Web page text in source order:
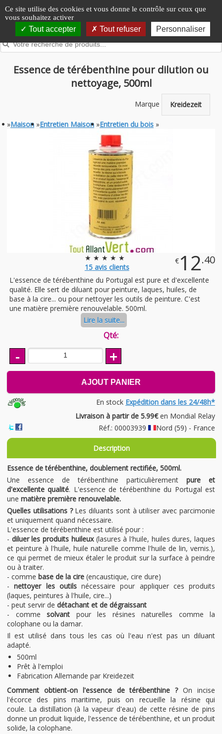
Panneau de gestion des cookies
Ce site utilise des cookies et vous donne le contrôle sur ceux que
vous souhaitez activer
Tout accepter Tout refuser Personnaliser
Essence de térébenthine pour dilution ou
nettoyage, 500ml
Marque Kreidezeit
»Maison »Entretien Maison »Entretien du bois »
★ ★ ★ ★ ★
15avis clients
€ 12.40
L'essence de térébenthine du Portugal est pure et d'excellente
qualité. Elle sert de diluant pour peinture, laques, huiles, de
base à la cire... ou pour nettoyer les outils de peinture. C'est
une matière première renouvelable. 500ml.
Lire la suite...
Qté:
- +
AJOUT PANIER
En stock Expédition dans les 24/48h*
Livraison à partir de 5.99€en Mondial Relay
Réf.: 00003939
Nord (59) - France
Description
Essence de térébenthine, doublement rectifiée, 500ml.
Une essence de térébenthine particulièrement pure et
d'excellente qualité. L'essence de térébenthine du Portugal est
une matière première renouvelable.
Quelles utilisations ?Les diluants sont à utiliser avec parcimonie
et uniquement quand nécessaire.
L'essence de térébenthine est utilisé pour :
- diluer les produits huileux (lasures à l'huile, huiles dures, laques
et peinture à l'huile, huile naturelle comme l'huile de lin, vernis.),
ce qui permet de mieux étaler le produit sur la surface à peindre
ou à traiter.
- comme base de la cire (encaustique, cire dure)
-nettoyer les outils nécessaire pour appliquer ces produits
(laques, peintures à l'huile, cire...)
- peut servir de détachant et de dégraissant
- comme solvant pour les résines naturelles comme la
colophane ou la damar.
Il est utilisé dans tous les cas où l'eau n'est pas un diluant
adapté.
500ml
Prêt à l'emploi
Fabrication Allemande par Kreidezeit
Comment obtient-on l'essence de térébenthine ?On incise
l'écorce des pins maritime, puis on recueille la résine qui
coule. La distillation (à la vapeur d'eau) de cette résine de pins
donne un produit liquide, l'essence de térébenthine, et un produit
solide, la colophane.